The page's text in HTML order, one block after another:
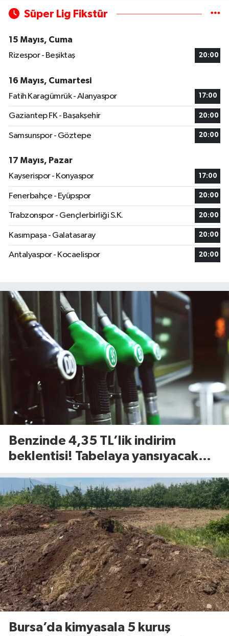
Süper Lig Fikstür
15 Mayıs, Cuma
Rizespor - Beşiktaş
20:00
16 Mayıs, Cumartesi
Fatih Karagümrük - Alanyaspor
17:00
Gaziantep FK - Başakşehir 20:00
Samsunspor - Göztepe 20:00
17 Mayıs, Pazar
Kayserispor - Konyaspor
17:00
Fenerbahçe - Eyüpspor 20:00
Trabzonspor - Gençlerbirliği S.K. 20:00
Kasımpaşa - Galatasaray 20:00
Antalyaspor - Kocaelispor 20:00
Benzinde 4,35 TL’lik indirim
beklentisi! Tabelaya yansıyacak
Bursa’da kimyasala 5 kuruş